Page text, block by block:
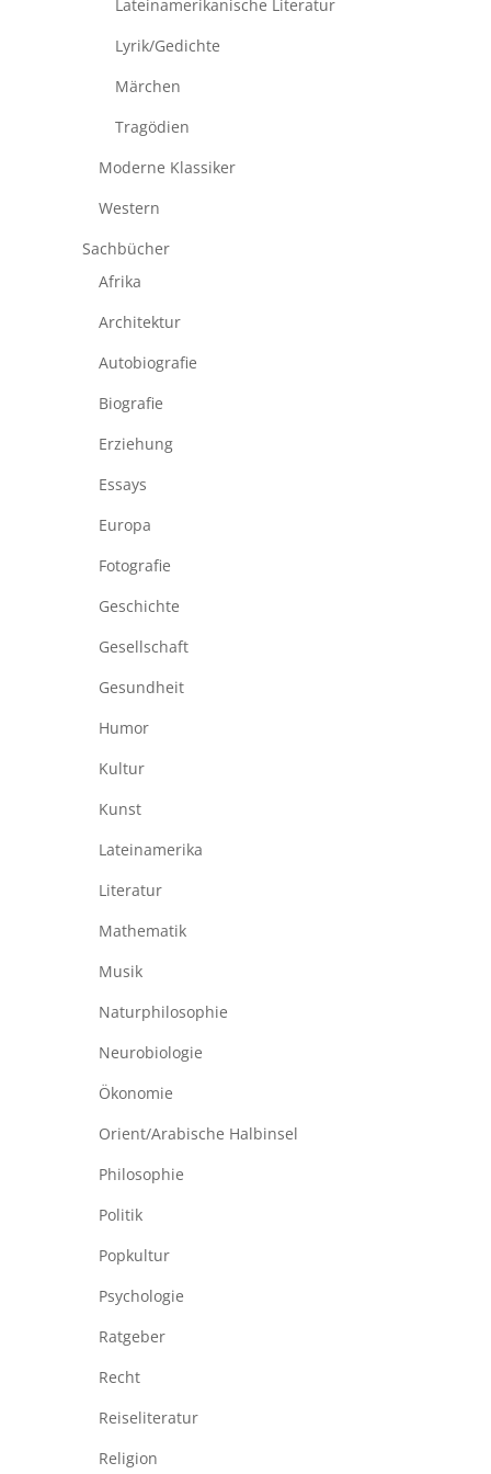
Lateinamerikanische Literatur
Lyrik/Gedichte
Märchen
Tragödien
Moderne Klassiker
Western
Sachbücher
Afrika
Architektur
Autobiografie
Biografie
Erziehung
Essays
Europa
Fotografie
Geschichte
Gesellschaft
Gesundheit
Humor
Kultur
Kunst
Lateinamerika
Literatur
Mathematik
Musik
Naturphilosophie
Neurobiologie
Ökonomie
Orient/Arabische Halbinsel
Philosophie
Politik
Popkultur
Psychologie
Ratgeber
Recht
Reiseliteratur
Religion